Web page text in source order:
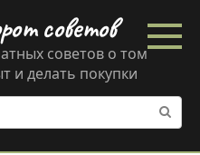
советов
советов о том
и делать покупки